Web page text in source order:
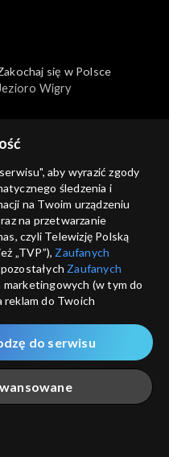
się w Polsce
Wigry
się w Polsce
Zakochaj się w Polsce
Forum Muzyki we
aby wyrazić zgody
śledzenia i
na Twoim urządzeniu
na przetwarzanie
czyli Telewizję Polską
„TVP”), Zaufanych
Zaufanych
marketingowych (w tym do
do Twoich
na udostępnianie
odwiedzania przez
zwanych dalej
za pomocą
do serwisu